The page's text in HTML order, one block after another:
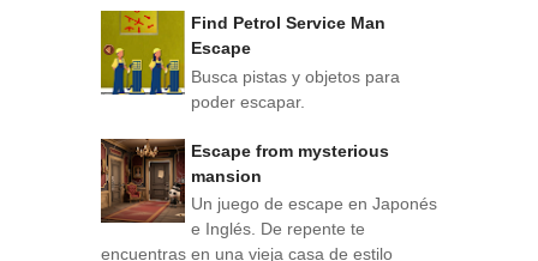
Find Petrol Service Man
Escape
Busca pistas y objetos para
poder escapar.
Escape from mysterious
mansion
Un juego de escape en Japonés
e Inglés. De repente te
encuentras en una vieja casa de estilo